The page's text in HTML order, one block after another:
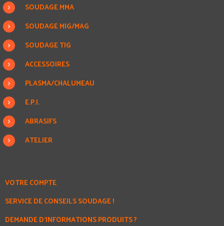
SOUDAGE MMA
SOUDAGE MIG/MAG
SOUDAGE TIG
ACCESSOIRES
PLASMA/CHALUMEAU
E.P.I.
ABRASIFS
ATELIER
VOTRE COMPTE
SERVICE DE CONSEILS SOUDAGE !
DEMANDE D'INFORMATIONS PRODUITS ?